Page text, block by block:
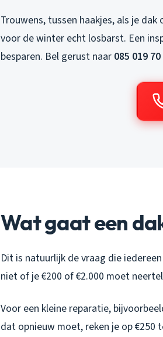
Trouwens, tussen haakjes, als je
voor de winter echt losbarst. Een
besparen. Bel gerust naar 085 019 70
Wat gaat een
Dit is natuurlijk de vraag die
niet of je €200 of €2.000 moet
Voor een kleine reparatie,
dat opnieuw moet, reken je op €250